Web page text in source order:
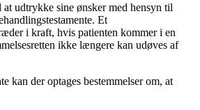
udtrykke sine ønsker med hensyn til
Et
i kraft, hvis patienten kommer i en
ikke længere kan udøves af
kan der optages bestemmelser om, at